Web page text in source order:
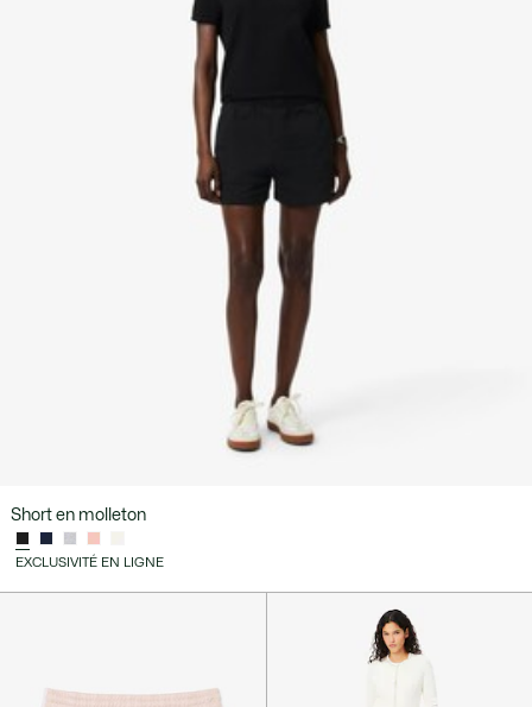
Short en molleton
EXCLUSIVITÉ EN LIGNE